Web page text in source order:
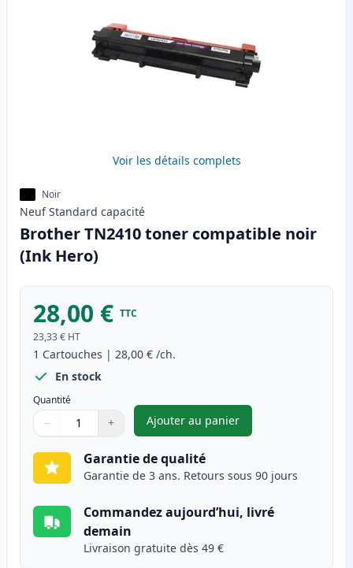
Voir les détails complets
Noir
Neuf Standard capacité
Brother TN2410 toner compatible noir
(Ink Hero)
28,00 € TTC
23,33 € HT
1 Cartouches | 28,00 € /ch.
En stock
Quantité
Quantité
Utilisez les boutons pour ajuster
− +
Quantité
Ajouter au panier
,Brother TN2410 toner
Garantie de qualité
Garantie de 3 ans. Retours sous 90 jours
Commandez aujourd’hui, livré
demain
Livraison gratuite dès 49 €